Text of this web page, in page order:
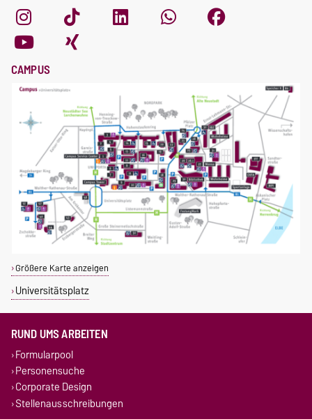
CAMPUS
Größere Karte anzeigen
Universitätsplatz
RUND UMS ARBEITEN
Formularpool
Personensuche
Corporate Design
Stellenausschreibungen